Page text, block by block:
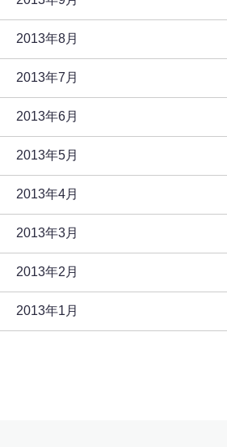
2013年8月
2013年7月
2013年6月
2013年5月
2013年4月
2013年3月
2013年2月
2013年1月